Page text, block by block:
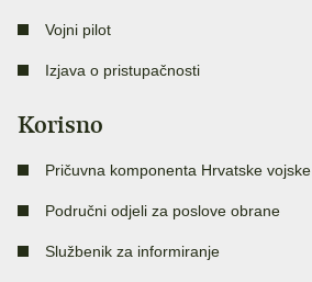
Vojni pilot
Izjava o pristupačnosti
Korisno
Pričuvna komponenta Hrvatske vojske
Područni odjeli za poslove obrane
Službenik za informiranje